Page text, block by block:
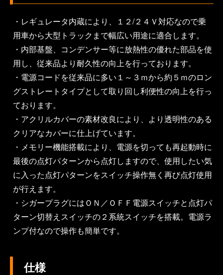
・レギュレータ内蔵により、１２/２４Ｖ対応なので乗
用車から大型トラックまで幅広い用途に適合します。
・内部基盤、コンデンサー等に放熱性の優れた部品を使
用し、従来品より耐久性の向上を行っております。
・電源コードを従来品に多い１～３ｍから約５ｍのロン
グストレートタイプとして取り回し利便性の向上を行っ
ております。
・アクリルカバーの素材改良により、より透明性のある
クリアなカバーに仕上げています。
・メモリー機能搭載により、電源を切っても再起動時に
最後の点灯パターンから点灯しますので、使用したい気
に入った点灯パターンをスイッチ操作無く再び点灯使用
が行えます。
・シガープラグにはＯＮ／ＯＦＦ電源スイッチと点灯パ
ターン切替えスイッチの２系統スイッチを搭載。電源ラ
ンプ付なので操作も簡単です。
仕様